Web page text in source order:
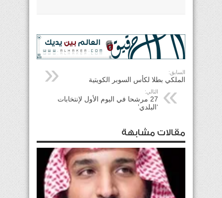
السابق:
الملكي بطلا لكأس السوبر الكويتية
التالي:
27 مرشحا في اليوم الأول لإنتخابات
‘البلدي’
مقالات مشابهة